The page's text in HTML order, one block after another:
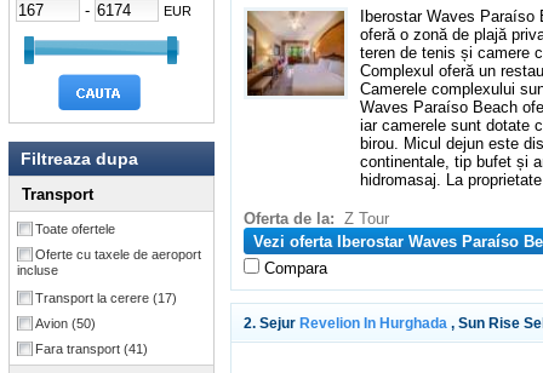
- EUR
Filtreaza dupa
Transport
Toate ofertele
Oferte cu taxele de aeroport
incluse
Transport la cerere (17)
Avion (50)
Fara transport (41)
Iberostar Waves
oferă o zonă de plajă
teren de tenis și camere
Complexul oferă un
Camerele complexului
Waves Paraíso Beach
iar camerele sunt dotate
birou. Micul dejun este
continentale, tip bufet și
hidromasaj. La proprietate
Oferta de la: Z Tour
Vezi oferta Iberostar Waves Paraíso
Compara
2. Sejur Revelion In Hurghada , Sun Rise